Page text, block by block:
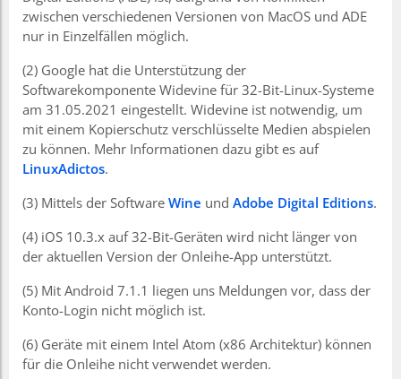
zwischen verschiedenen Versionen von MacOS und ADE
nur in Einzelfällen möglich.
(2) Google hat die Unterstützung der
Softwarekomponente Widevine für 32-Bit-Linux-Systeme
am 31.05.2021 eingestellt. Widevine ist notwendig, um
mit einem Kopierschutz verschlüsselte Medien abspielen
zu können. Mehr Informationen dazu gibt es auf
LinuxAdictos.
(3) Mittels der Software Wine und Adobe Digital Editions.
(4) iOS 10.3.x auf 32-Bit-Geräten wird nicht länger von
der aktuellen Version der Onleihe-App unterstützt.
(5) Mit Android 7.1.1 liegen uns Meldungen vor, dass der
Konto-Login nicht möglich ist.
(6) Geräte mit einem Intel Atom (x86 Architektur) können
für die Onleihe nicht verwendet werden.